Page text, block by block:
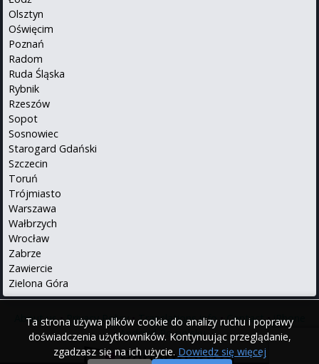
Ta strona używa plików cookie do analizy ruchu i poprawy
doświadczenia użytkowników. Kontynuując przeglądanie,
zgadzasz się na ich użycie. Dowiedz się więcej
Olsztyn
Oświęcim
Poznań
Radom
Ruda Śląska
Rybnik
Rzeszów
Sopot
Sosnowiec
Starogard Gdański
Szczecin
Toruń
Trójmiasto
Warszawa
Wałbrzych
Wrocław
Zabrze
Zawiercie
Zielona Góra
About us•Privacy Policy• Translations info•Contact•iPhone
•Android Po polsku